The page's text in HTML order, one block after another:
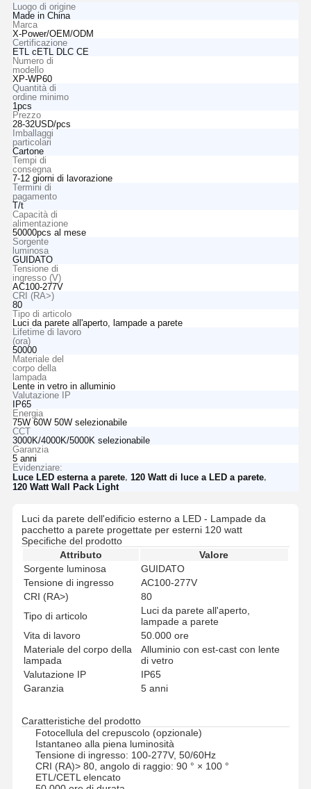
Luogo di origine
Made in China
Marca
X-Power/OEM/ODM
Certificazione
ETL cETL DLC CE
Numero di
modello
XP-WP60
Quantità di
ordine minimo
1pcs
Prezzo
28-32USD/pcs
Imballaggi
particolari
Cartone
Tempi di
consegna
7-12 giorni di lavorazione
Termini di
pagamento
T/t
Capacità di
alimentazione
50000pcs al mese
Sorgente
luminosa
GUIDATO
Tensione di
ingresso (V)
AC100-277V
CRI (RA>)
80
Tipo di articolo
Luci da parete all'aperto, lampade a parete
Lifetime di lavoro
(ora)
50000
Materiale del
corpo della
lampada
Lente in vetro in alluminio
Valutazione IP
IP65
Energia
75W 60W 50W selezionabile
CCT
3000K/4000K/5000K selezionabile
Garanzia
5 anni
Evidenziare:
Luce LED esterna a parete, 120 Watt di luce a LED a parete,
120 Watt Wall Pack Light
Luci da parete dell'edificio esterno a LED - Lampade da
pacchetto a parete progettate per esterni 120 watt
Specifiche del prodotto
Attributo
Valore
Sorgente luminosa
GUIDATO
Tensione di ingresso
AC100-277V
CRI (RA>)
80
Tipo di articolo
Luci da parete all'aperto,
lampade a parete
Vita di lavoro
50.000 ore
Materiale del corpo della
lampada
Alluminio con est-cast con lente
di vetro
Valutazione IP
IP65
Garanzia
5 anni
Caratteristiche del prodotto
Fotocellula del crepuscolo (opzionale)
Istantaneo alla piena luminosità
Tensione di ingresso: 100-277V, 50/60Hz
CRI (RA)> 80, angolo di raggio: 90 ° × 100 °
ETL/CETL elencato